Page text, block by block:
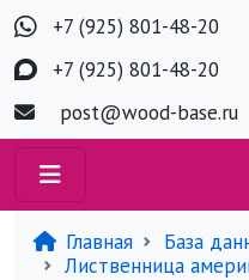
+7 (925) 801-48-20
+7 (925) 801-48-20
post@wood-base.ru
Главная
База
Лиственница